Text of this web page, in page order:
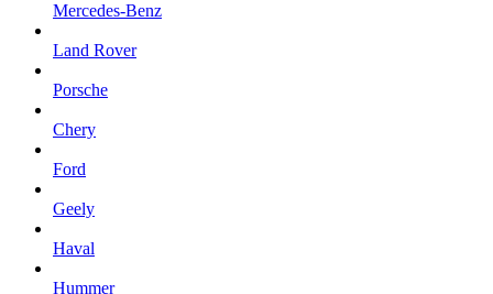
Mercedes-Benz
Land Rover
Porsche
Chery
Ford
Geely
Haval
Hummer